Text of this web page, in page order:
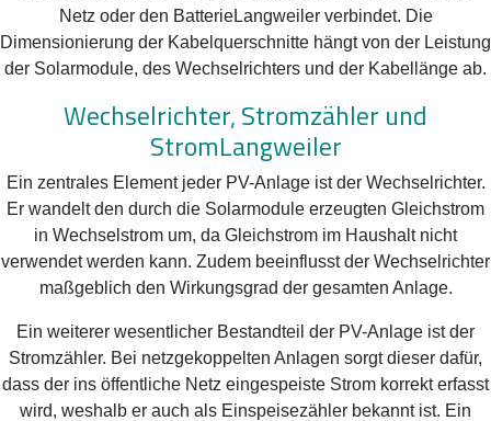
Netz oder den BatterieLangweiler verbindet. Die
Dimensionierung der Kabelquerschnitte hängt von der Leistung
der Solarmodule, des Wechselrichters und der Kabellänge ab.
Wechselrichter, Stromzähler und
StromLangweiler
Ein zentrales Element jeder PV-Anlage ist der Wechselrichter.
Er wandelt den durch die Solarmodule erzeugten Gleichstrom
in Wechselstrom um, da Gleichstrom im Haushalt nicht
verwendet werden kann. Zudem beeinflusst der Wechselrichter
maßgeblich den Wirkungsgrad der gesamten Anlage.
Ein weiterer wesentlicher Bestandteil der PV-Anlage ist der
Stromzähler. Bei netzgekoppelten Anlagen sorgt dieser dafür,
dass der ins öffentliche Netz eingespeiste Strom korrekt erfasst
wird, weshalb er auch als Einspeisezähler bekannt ist. Ein